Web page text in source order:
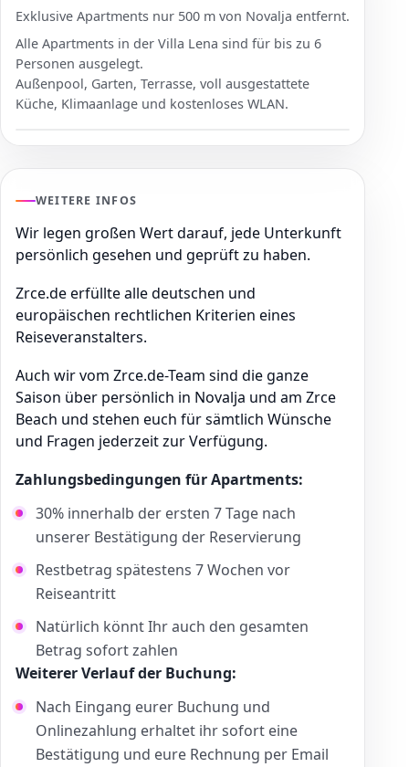
Exklusive Apartments nur 500 m von Novalja entfernt.
Alle Apartments in der Villa Lena sind für bis zu 6
Personen ausgelegt.
Außenpool, Garten, Terrasse, voll ausgestattete
Küche, Klimaanlage und kostenloses WLAN.
WEITERE INFOS
Wir legen großen Wert darauf, jede Unterkunft
persönlich gesehen und geprüft zu haben.
Zrce.de erfüllte alle deutschen und
europäischen rechtlichen Kriterien eines
Reiseveranstalters.
Auch wir vom Zrce.de-Team sind die ganze
Saison über persönlich in Novalja und am Zrce
Beach und stehen euch für sämtlich Wünsche
und Fragen jederzeit zur Verfügung.
Zahlungsbedingungen für Apartments:
30% innerhalb der ersten 7 Tage nach
unserer Bestätigung der Reservierung
Restbetrag spätestens 7 Wochen vor
Reiseantritt
Natürlich könnt Ihr auch den gesamten
Betrag sofort zahlen
Weiterer Verlauf der Buchung:
Nach Eingang eurer Buchung und
Onlinezahlung erhaltet ihr sofort eine
Bestätigung und eure Rechnung per Email